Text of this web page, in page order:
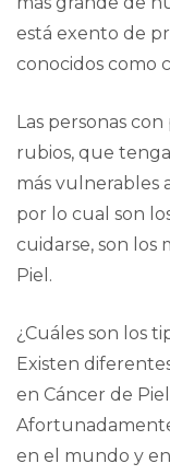
está exento de
conocidos como
Las personas
rubios, que
más vulnerables
por lo cual son
cuidarse, son los
Piel.
¿Cuáles son los
Existen
en Cáncer de
en el mundo y